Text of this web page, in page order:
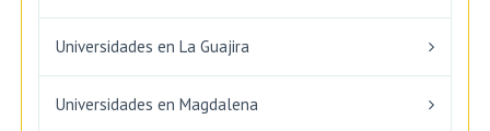
Universidades en La Guajira
Universidades en Magdalena